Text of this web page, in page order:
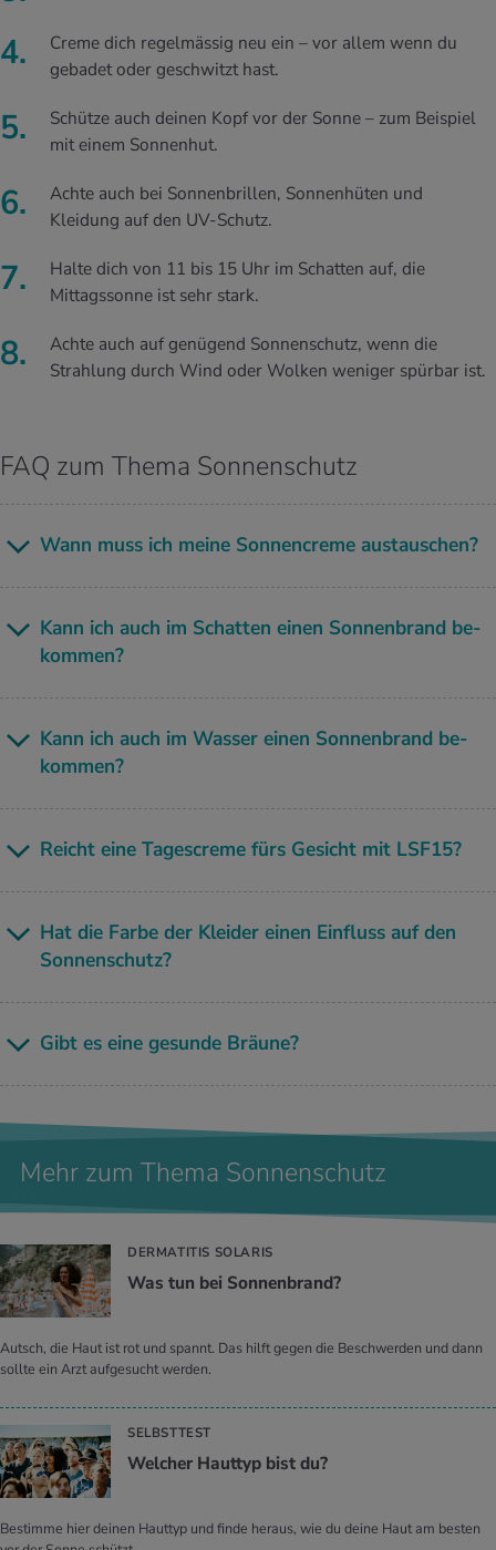
Creme dich regelmässig neu ein – vor allem wenn du
gebadet oder geschwitzt hast.
Schütze auch deinen Kopf vor der Sonne – zum Beispiel
mit einem Sonnenhut.
Achte auch bei Sonnenbrillen, Sonnenhüten und
Kleidung auf den UV-Schutz.
Halte dich von 11 bis 15 Uhr im Schatten auf, die
Mittagssonne ist sehr stark.
Achte auch auf genügend Sonnenschutz, wenn die
Strahlung durch Wind oder Wolken weniger spürbar ist.
FAQ zum Thema Sonnenschutz
Wann muss ich meine Son­nen­creme aus­tau­schen?
Kann ich auch im Schat­ten einen Son­nen­brand be­
kom­men?
Kann ich auch im Was­ser einen Son­nen­brand be­
kom­men?
Reicht eine Ta­ge­s­creme fürs Ge­sicht mit LSF15?
Hat die Farbe der Klei­der einen Ein­fluss auf den
Son­nen­schutz?
Gibt es eine ge­sun­de Bräu­ne?
Mehr zum Thema Sonnenschutz
DERMATITIS SOLARIS
Was tun bei Son­nen­brand?
Autsch, die Haut ist rot und spannt. Das hilft gegen die Beschwerden und dann
sollte ein Arzt aufgesucht werden.
SELBSTTEST
Wel­cher Haut­typ bist du?
Bestimme hier deinen Hauttyp und finde heraus, wie du deine Haut am besten